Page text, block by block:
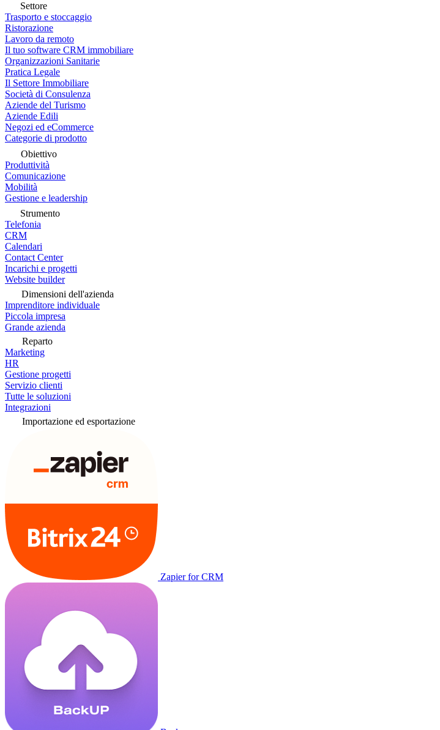
Settore
Trasporto e stoccaggio
Ristorazione
Lavoro da remoto
Il tuo software CRM immobiliare
Organizzazioni Sanitarie
Pratica Legale
Il Settore Immobiliare
Società di Consulenza
Aziende del Turismo
Aziende Edili
Negozi ed eCommerce
Categorie di prodotto
Obiettivo
Produttività
Comunicazione
Mobilità
Gestione e leadership
Strumento
Telefonia
CRM
Calendari
Contact Center
Incarichi e progetti
Website builder
Dimensioni dell'azienda
Imprenditore individuale
Piccola impresa
Grande azienda
Reparto
Marketing
HR
Gestione progetti
Servizio clienti
Tutte le soluzioni
Integrazioni
Importazione ed esportazione
Zapier for CRM